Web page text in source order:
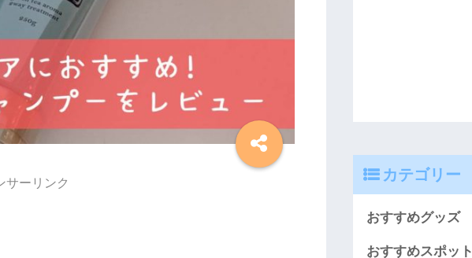
サーリンク カテゴリー
おすすめグッズ
おすすめスポット